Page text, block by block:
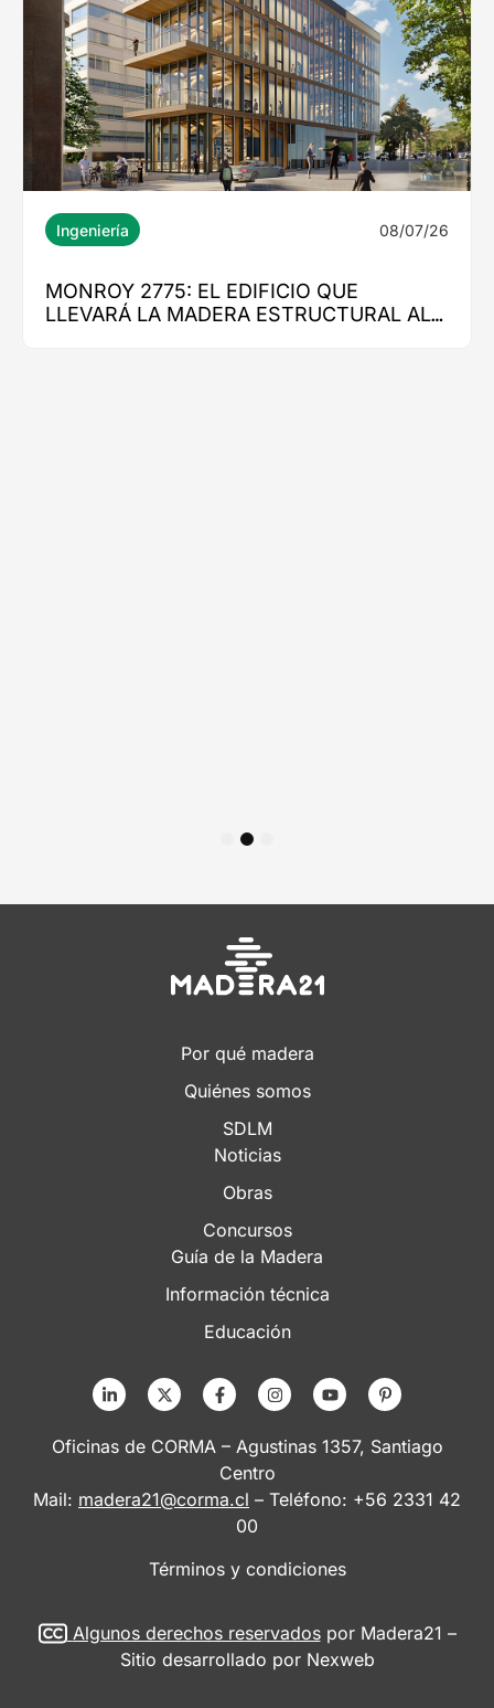
Ingeniería 08/07/26
MONROY 2775: EL EDIFICIO QUE
LLEVARÁ LA MADERA ESTRUCTURAL AL
Por qué madera
Quiénes somos
SDLM
Noticias
Obras
Concursos
Guía de la Madera
Información técnica
Educación
Oficinas de CORMA – Agustinas 1357, Santiago
Centro
Mail: madera21@corma.cl – Teléfono: +56 2331 42
00
Términos y condiciones
Algunos derechos reservadospor Madera21 –
Sitio desarrollado por Nexweb